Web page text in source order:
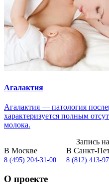
Агалактия
Агалактия — патология
характеризуется полным
молока.
Запись
В Москве
8 (495) 204-31-00
В Санкт-
8 (812) 413-
О проекте